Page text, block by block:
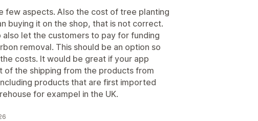
few aspects. Also the cost of tree planting
buying it on the shop, that is not correct.
let the customers to pay for funding
removal. This should be an option so
costs. It would be great if your app
of the shipping from the products from
products that are first imported
for exampel in the UK.